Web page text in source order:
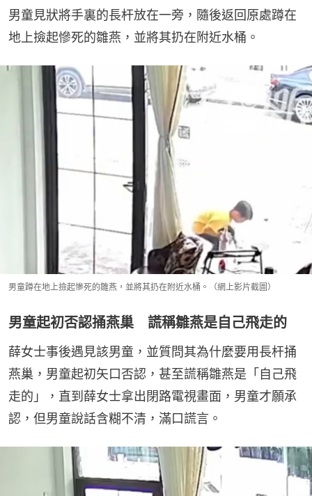
男童見狀將手裏的長杆放在一旁，隨後返回原處蹲在
地上撿起慘死的雛燕，並將其扔在附近水桶。
男童蹲在地上撿起慘死的雛燕，並將其扔在附近水桶。（網上影片截圖）
男童起初否認捅燕巢 謊稱雛燕是自己飛走的
薛女士事後遇見該男童，並質問其為什麼要用長杆捅
燕巢，男童起初矢口否認，甚至謊稱雛燕是「自己飛
走的」，直到薛女士拿出閉路電視畫面，男童才願承
認，但男童說話含糊不清，滿口謊言。